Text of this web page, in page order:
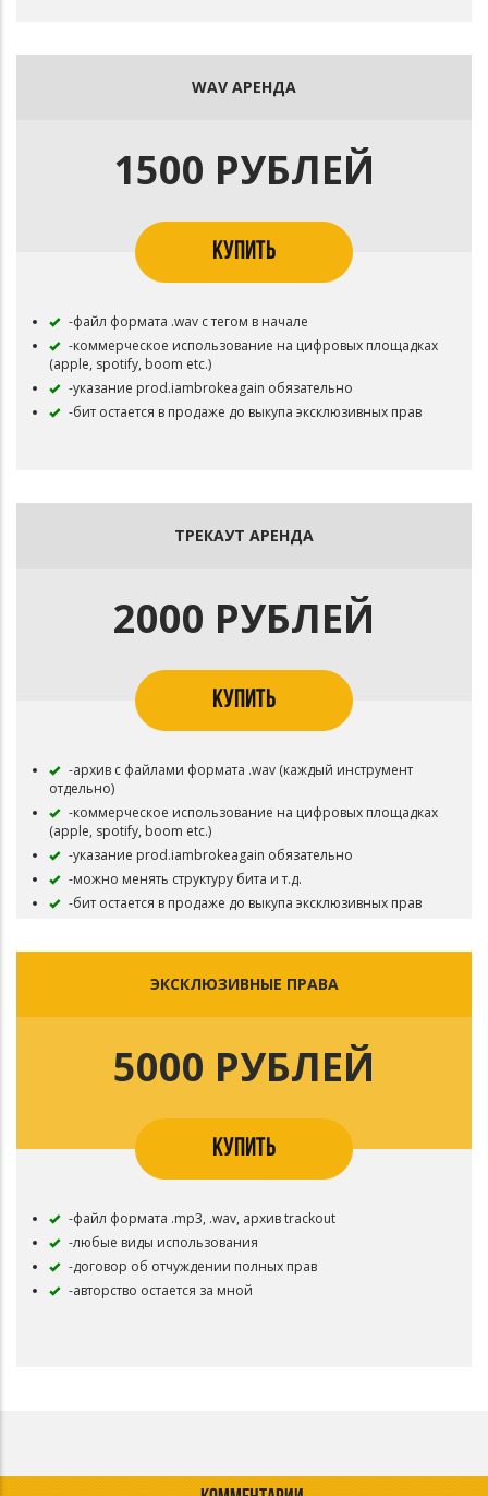
WAV АРЕНДА
1500 РУБЛЕЙ
КУПИТЬ
-файл формата .wav с тегом в начале
-коммерческое использование на цифровых площадках
(apple, spotify, boom etc.)
-указание prod.iambrokeagain обязательно
-бит остается в продаже до выкупа эксклюзивных прав
ТРЕКАУТ АРЕНДА
2000 РУБЛЕЙ
КУПИТЬ
-архив с файлами формата .wav (каждый инструмент
отдельно)
-коммерческое использование на цифровых площадках
(apple, spotify, boom etc.)
-указание prod.iambrokeagain обязательно
-можно менять структуру бита и т.д.
-бит остается в продаже до выкупа эксклюзивных прав
ЭКСКЛЮЗИВНЫЕ ПРАВА
5000 РУБЛЕЙ
КУПИТЬ
-файл формата .mp3, .wav, архив trackout
-любые виды использования
-договор об отчуждении полных прав
-авторство остается за мной